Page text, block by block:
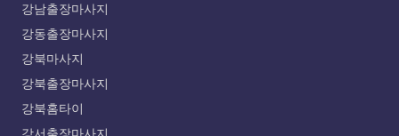
강남출장마사지
강동출장마사지
강북마사지
강북출장마사지
강북홈타이